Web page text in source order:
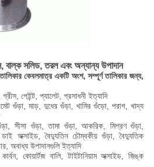
বাল্ক সলিড, তরল এবং অন্যান্য উপাদান
কেবলমাত্র একটি অংশ, সম্পূর্ণ তালিকার জন্য,
পেইন্ট, প্যালেট, প্রসাধনী ইত্যাদি
গুঁড়া, মাড়, দুধের গুঁড়া, খামির গুঁড়ো, পরাগ, খাদ্য
সীসা গুঁড়া, তামা গুঁড়া, আকরিক, মিশ্রণ গুঁড়া,
ডাই অক্সাইড, বৈদ্যুতিন চৌম্বকীয় গুঁড়া, বৈদ্যুতিক
অবাধ্য উপাদানগুলি ইত্যাদি
কোয়ার্টজ বালি, টাইটানিয়াম অক্সাইড, জিঙ্ক